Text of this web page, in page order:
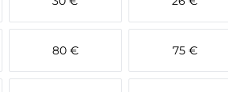
80 € 75 €